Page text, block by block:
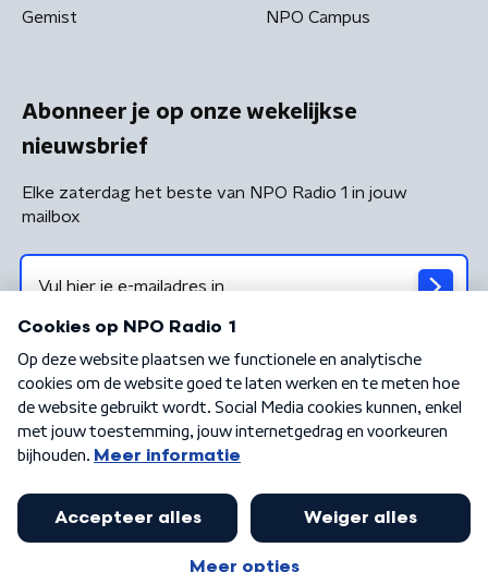
Gemist NPO Campus
Abonneer je op onze wekelijkse
nieuwsbrief
Elke zaterdag het beste van NPO Radio 1 in jouw
mailbox
Algemene voorwaarden